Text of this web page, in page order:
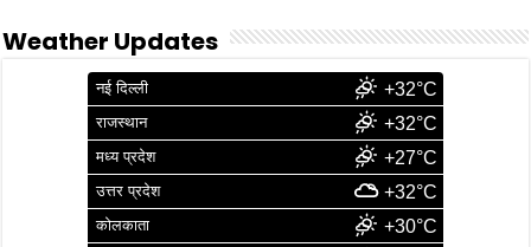
Weather Updates
नई दिल्ली +32°C
राजस्थान +32°C
मध्य प्रदेश +27°C
उत्तर प्रदेश +32°C
कोलकाता +30°C